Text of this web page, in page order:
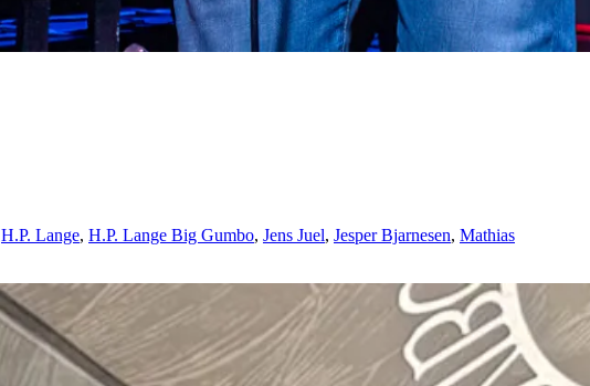
H.P. Lange, H.P. Lange Big Gumbo, Jens Juel, Jesper Bjarnesen, Mathias